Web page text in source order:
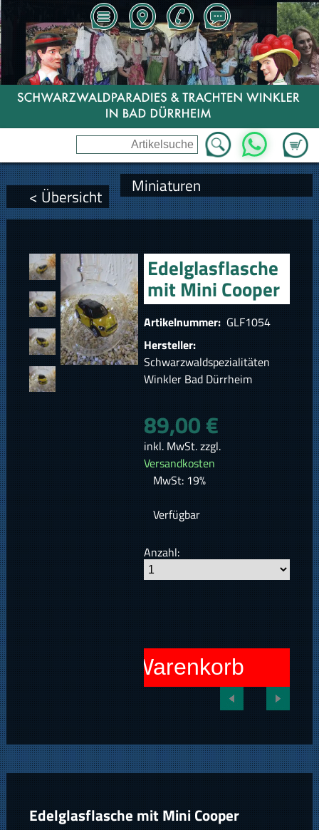
Zum
WhatsApp
< Übersicht Miniaturen
Edelglasflasche
mit Mini Cooper
Artikelnummer: GLF1054
Hersteller:
Schwarzwaldspezialitäten
Winkler Bad Dürrheim
89,00 €
inkl. MwSt. zzgl.
Versandkosten
MwSt: 19%
Verfügbar
Anzahl:
In den Warenkorb
Edelglasflasche mit Mini Cooper